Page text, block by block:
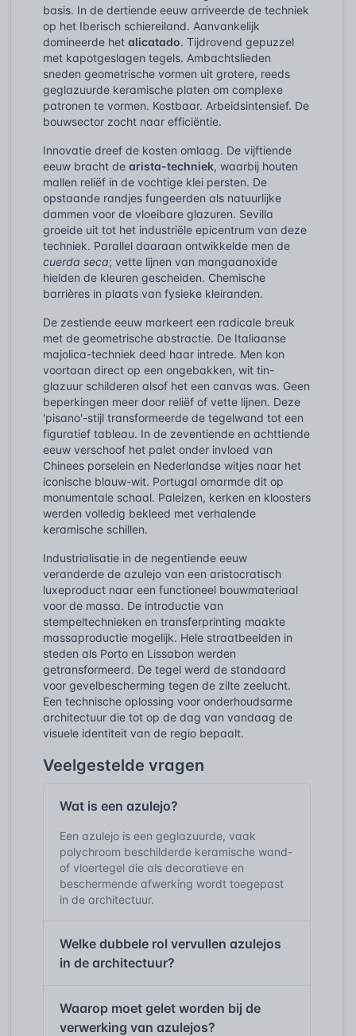
basis. In de dertiende eeuw arriveerde de techniek
op het Iberisch schiereiland. Aanvankelijk
domineerde het alicatado. Tijdrovend gepuzzel
met kapotgeslagen tegels. Ambachtslieden
sneden geometrische vormen uit grotere, reeds
geglazuurde keramische platen om complexe
patronen te vormen. Kostbaar. Arbeidsintensief. De
bouwsector zocht naar efficiëntie.
Innovatie dreef de kosten omlaag. De vijftiende
eeuw bracht de arista-techniek, waarbij houten
mallen reliëf in de vochtige klei persten. De
opstaande randjes fungeerden als natuurlijke
dammen voor de vloeibare glazuren. Sevilla
groeide uit tot het industriële epicentrum van deze
techniek. Parallel daaraan ontwikkelde men de
cuerda seca; vette lijnen van mangaanoxide
hielden de kleuren gescheiden. Chemische
barrières in plaats van fysieke kleiranden.
De zestiende eeuw markeert een radicale breuk
met de geometrische abstractie. De Italiaanse
majolica-techniek deed haar intrede. Men kon
voortaan direct op een ongebakken, wit tin-
glazuur schilderen alsof het een canvas was. Geen
beperkingen meer door reliëf of vette lijnen. Deze
'pisano'-stijl transformeerde de tegelwand tot een
figuratief tableau. In de zeventiende en achttiende
eeuw verschoof het palet onder invloed van
Chinees porselein en Nederlandse witjes naar het
iconische blauw-wit. Portugal omarmde dit op
monumentale schaal. Paleizen, kerken en kloosters
werden volledig bekleed met verhalende
keramische schillen.
Industrialisatie in de negentiende eeuw
veranderde de azulejo van een aristocratisch
luxeproduct naar een functioneel bouwmateriaal
voor de massa. De introductie van
stempeltechnieken en transferprinting maakte
massaproductie mogelijk. Hele straatbeelden in
steden als Porto en Lissabon werden
getransformeerd. De tegel werd de standaard
voor gevelbescherming tegen de zilte zeelucht.
Een technische oplossing voor onderhoudsarme
architectuur die tot op de dag van vandaag de
visuele identiteit van de regio bepaalt.
Veelgestelde vragen
Wat is een azulejo?
Een azulejo is een geglazuurde, vaak
polychroom beschilderde keramische wand-
of vloertegel die als decoratieve en
beschermende afwerking wordt toegepast
in de architectuur.
Welke dubbele rol vervullen azulejos
in de architectuur?
Waarop moet gelet worden bij de
verwerking van azulejos?